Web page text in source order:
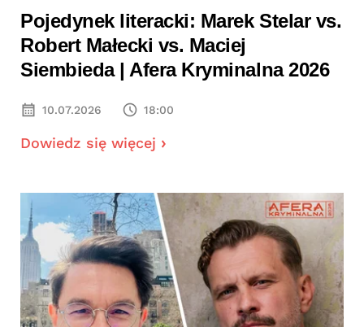
Pojedynek literacki: Marek Stelar vs.
Robert Małecki vs. Maciej
Siembieda | Afera Kryminalna 2026
10.07.2026 18:00
Dowiedz się więcej